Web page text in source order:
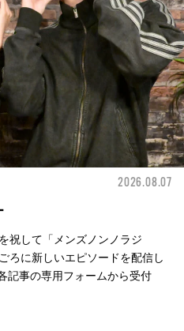
2026.08.07
祝して「メンズノンノラジ
に新しいエピソードを配信し
記事の専用フォームから受付